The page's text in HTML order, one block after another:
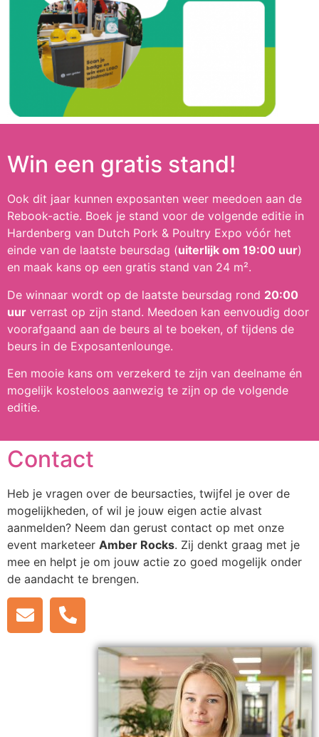
Win een gratis stand!
Ook dit jaar kunnen exposanten weer meedoen aan de
Rebook-actie. Boek je stand voor de volgende editie in
Hardenberg van Dutch Pork & Poultry Expo vóór het
einde van de laatste beursdag (uiterlijk om 19:00 uur)
en maak kans op een gratis stand van 24 m².
De winnaar wordt op de laatste beursdag rond 20:00
uur verrast op zijn stand. Meedoen kan eenvoudig door
voorafgaand aan de beurs al te boeken, of tijdens de
beurs in de Exposantenlounge.
Een mooie kans om verzekerd te zijn van deelname én
mogelijk kosteloos aanwezig te zijn op de volgende
editie.
Contact
Heb je vragen over de beursacties, twijfel je over de
mogelijkheden, of wil je jouw eigen actie alvast
aanmelden? Neem dan gerust contact op met onze
event marketeer Amber Rocks. Zij denkt graag met je
mee en helpt je om jouw actie zo goed mogelijk onder
de aandacht te brengen.